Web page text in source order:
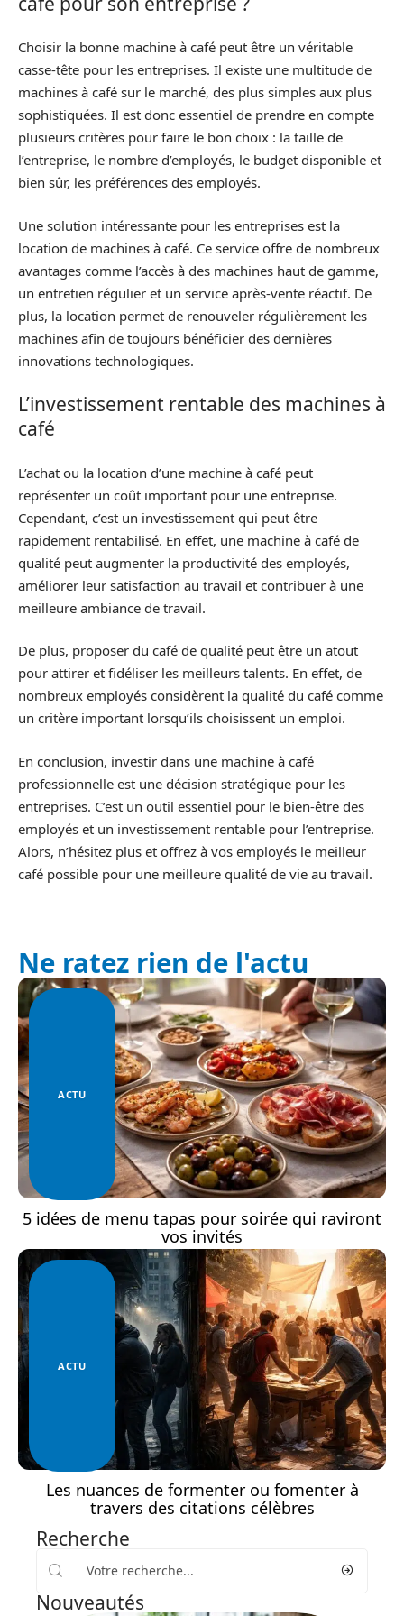
Choisir la bonne machine à café peut être un véritable
casse-tête pour les entreprises. Il existe une multitude de
machines à café sur le marché, des plus simples aux plus
sophistiquées. Il est donc essentiel de prendre en compte
plusieurs critères pour faire le bon choix : la taille de
l’entreprise, le nombre d’employés, le budget disponible et
bien sûr, les préférences des employés.
Une solution intéressante pour les entreprises est la
location de machines à café. Ce service offre de nombreux
avantages comme l’accès à des machines haut de gamme,
un entretien régulier et un service après-vente réactif. De
plus, la location permet de renouveler régulièrement les
machines afin de toujours bénéficier des dernières
innovations technologiques.
L’investissement rentable des machines à
café
L’achat ou la location d’une machine à café peut
représenter un coût important pour une entreprise.
Cependant, c’est un investissement qui peut être
rapidement rentabilisé. En effet, une machine à café de
qualité peut augmenter la productivité des employés,
améliorer leur satisfaction au travail et contribuer à une
meilleure ambiance de travail.
De plus, proposer du café de qualité peut être un atout
pour attirer et fidéliser les meilleurs talents. En effet, de
nombreux employés considèrent la qualité du café comme
un critère important lorsqu’ils choisissent un emploi.
En conclusion, investir dans une machine à café
professionnelle est une décision stratégique pour les
entreprises. C’est un outil essentiel pour le bien-être des
employés et un investissement rentable pour l’entreprise.
Alors, n’hésitez plus et offrez à vos employés le meilleur
café possible pour une meilleure qualité de vie au travail.
Ne ratez rien de l'actu
ACTU
5 idées de menu tapas pour soirée qui raviront
vos invités
ACTU
Les nuances de formenter ou fomenter à
travers des citations célèbres
Recherche
Nouveautés